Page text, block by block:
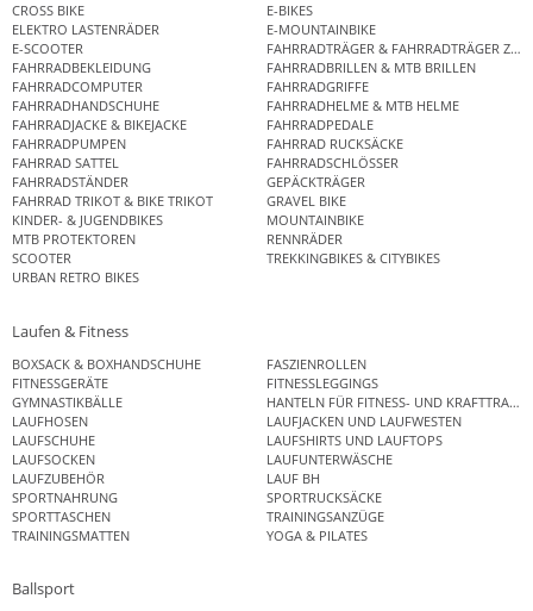
CROSS BIKE
E-BIKES
ELEKTRO LASTENRÄDER
E-MOUNTAINBIKE
E-SCOOTER
FAHRRADTRÄGER & FAHRRADTRÄGER
FAHRRADBEKLEIDUNG
FAHRRADBRILLEN & MTB BRILLEN
FAHRRADCOMPUTER
FAHRRADGRIFFE
FAHRRADHANDSCHUHE
FAHRRADHELME & MTB HELME
FAHRRADJACKE & BIKEJACKE
FAHRRADPEDALE
FAHRRADPUMPEN
FAHRRAD RUCKSÄCKE
FAHRRAD SATTEL
FAHRRADSCHLÖSSER
FAHRRADSTÄNDER
GEPÄCKTRÄGER
FAHRRAD TRIKOT & BIKE TRIKOT
GRAVEL BIKE
KINDER- & JUGENDBIKES
MOUNTAINBIKE
MTB PROTEKTOREN
RENNRÄDER
SCOOTER
TREKKINGBIKES & CITYBIKES
URBAN RETRO BIKES
Laufen & Fitness
BOXSACK & BOXHANDSCHUHE
FASZIENROLLEN
FITNESSGERÄTE
FITNESSLEGGINGS
GYMNASTIKBÄLLE
HANTELN FÜR FITNESS- UND
LAUFHOSEN
LAUFJACKEN UND LAUFWESTEN
LAUFSCHUHE
LAUFSHIRTS UND LAUFTOPS
LAUFSOCKEN
LAUFUNTERWÄSCHE
LAUFZUBEHÖR
LAUF BH
SPORTNAHRUNG
SPORTRUCKSÄCKE
SPORTTASCHEN
TRAININGSANZÜGE
TRAININGSMATTEN
YOGA & PILATES
Ballsport